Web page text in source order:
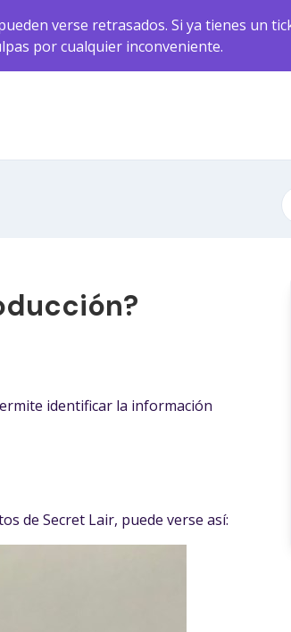
verse retrasados. Si ya tienes un
por cualquier inconveniente.
identificar la información
de Secret Lair, puede verse así: